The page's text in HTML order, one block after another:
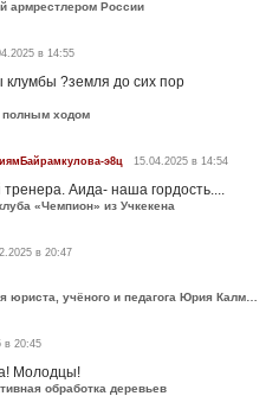
армрестлером России
в 14:55
?земля до сих пор
полным ходом
э8ц 15.04.2025 в 14:54
Аида- наша гордость....
«Чемпион» из Учкекена
в 20:47
В Черкесске чествовали выдающегося юриста, учёного и педагога Юрия Калмыкова
в 20:45
Молодцы!
обработка деревьев